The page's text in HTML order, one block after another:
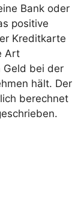
Bank oder
positive
Kreditkarte
Art
Geld bei der
hält. Der
berechnet